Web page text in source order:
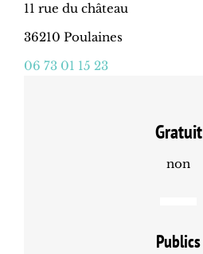
11 rue du château
36210 Poulaines
06 73 01 15 23
Gratuit
non
Publics